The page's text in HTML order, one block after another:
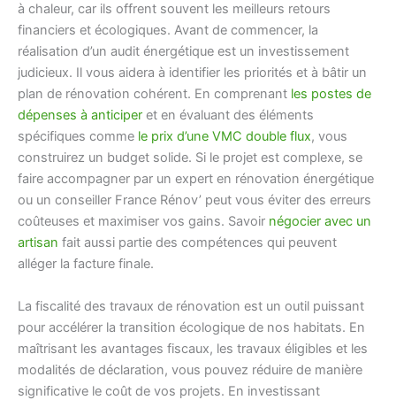
à chaleur, car ils offrent souvent les meilleurs retours
financiers et écologiques. Avant de commencer, la
réalisation d’un audit énergétique est un investissement
judicieux. Il vous aidera à identifier les priorités et à bâtir un
plan de rénovation cohérent. En comprenant les postes de
dépenses à anticiper et en évaluant des éléments
spécifiques comme le prix d’une VMC double flux, vous
construirez un budget solide. Si le projet est complexe, se
faire accompagner par un expert en rénovation énergétique
ou un conseiller France Rénov’ peut vous éviter des erreurs
coûteuses et maximiser vos gains. Savoir négocier avec un
artisan fait aussi partie des compétences qui peuvent
alléger la facture finale.
La fiscalité des travaux de rénovation est un outil puissant
pour accélérer la transition écologique de nos habitats. En
maîtrisant les avantages fiscaux, les travaux éligibles et les
modalités de déclaration, vous pouvez réduire de manière
significative le coût de vos projets. En investissant